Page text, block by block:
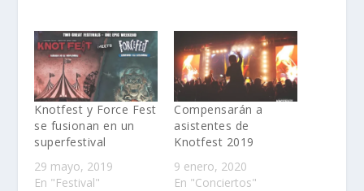
Knotfest y Force Fest
se fusionan en un
superfestival
29 mayo, 2019
En "Festival"
Compensarán a
asistentes de
Knotfest 2019
9 enero, 2020
En "Conciertos"